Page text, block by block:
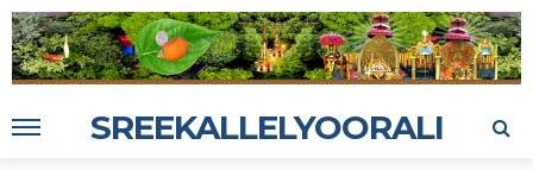
SREEKALLELYOORALI